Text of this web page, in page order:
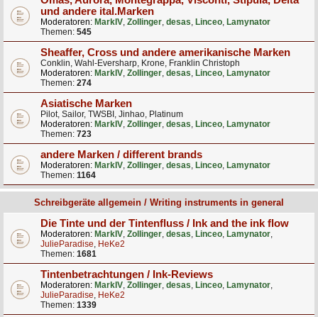
und andere ital.Marken
Moderatoren: MarkIV, Zollinger, desas, Linceo, Lamynator
Themen: 545
Sheaffer, Cross und andere amerikanische Marken
Conklin, Wahl-Eversharp, Krone, Franklin Christoph
Moderatoren: MarkIV, Zollinger, desas, Linceo, Lamynator
Themen: 274
Asiatische Marken
Pilot, Sailor, TWSBI, Jinhao, Platinum
Moderatoren: MarkIV, Zollinger, desas, Linceo, Lamynator
Themen: 723
andere Marken / different brands
Moderatoren: MarkIV, Zollinger, desas, Linceo, Lamynator
Themen: 1164
Schreibgeräte allgemein / Writing instruments in general
Die Tinte und der Tintenfluss / Ink and the ink flow
Moderatoren: MarkIV, Zollinger, desas, Linceo, Lamynator,
JulieParadise, HeKe2
Themen: 1681
Tintenbetrachtungen / Ink-Reviews
Moderatoren: MarkIV, Zollinger, desas, Linceo, Lamynator,
JulieParadise, HeKe2
Themen: 1339